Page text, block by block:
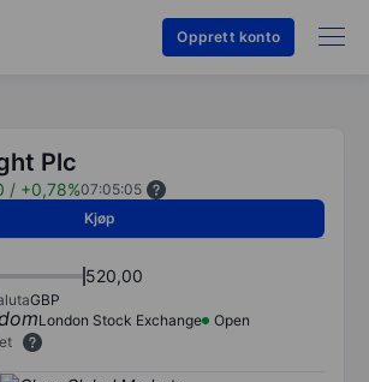
Opprett konto
Plc
/ +0,78%07:05:05
Kjøp
520,00
GBP
London Stock Exchange
Open